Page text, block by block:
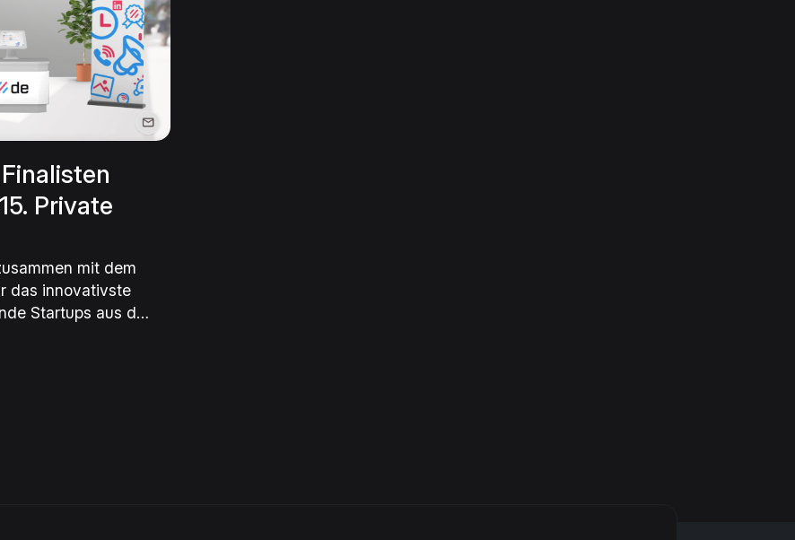
Private
mit dem
das innovativste
Startups aus den
einer Fachjury